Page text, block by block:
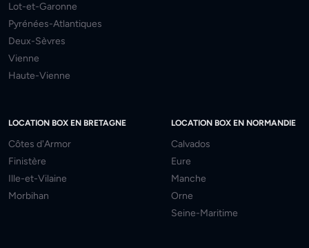
Lot-et-Garonne
Pyrénées-Atlantiques
Deux-Sèvres
Vienne
Haute-Vienne
LOCATION BOX EN BRETAGNE
Côtes d'Armor
Finistère
Ille-et-Vilaine
Morbihan
LOCATION BOX EN NORMANDIE
Calvados
Eure
Manche
Orne
Seine-Maritime